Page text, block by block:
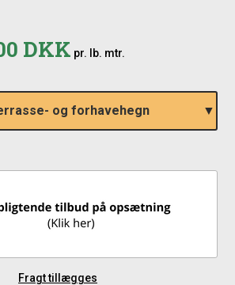
DKK pr. lb. mtr.
og forhavehegn
Fragt tillægges